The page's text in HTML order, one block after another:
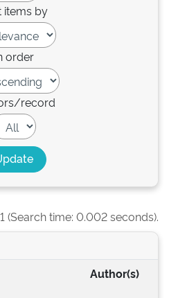
items by
order
record
(Search time: 0.002 seconds).
Author(s)